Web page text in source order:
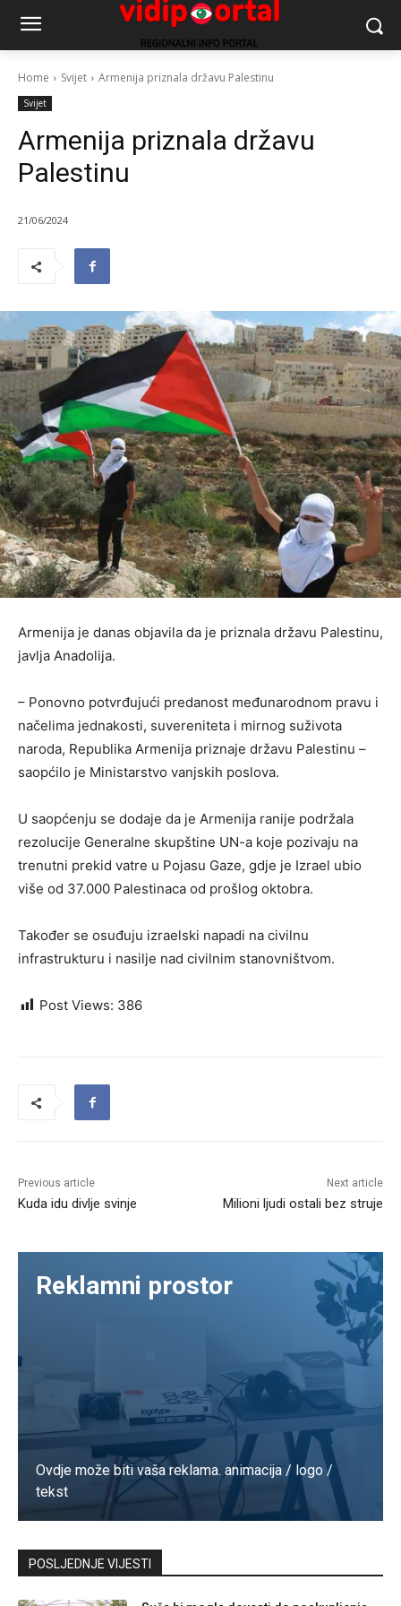
Home Svijet Armenija priznala državu Palestinu
Svijet
Armenija priznala državu
Palestinu
21/06/2024
Armenija je danas objavila da je priznala državu Palestinu,
javlja Anadolija.
– Ponovno potvrđujući predanost međunarodnom pravu i
načelima jednakosti, suvereniteta i mirnog suživota
naroda, Republika Armenija priznaje državu Palestinu –
saopćilo je Ministarstvo vanjskih poslova.
U saopćenju se dodaje da je Armenija ranije podržala
rezolucije Generalne skupštine UN-a koje pozivaju na
trenutni prekid vatre u Pojasu Gaze, gdje je Izrael ubio
više od 37.000 Palestinaca od prošlog oktobra.
Također se osuđuju izraelski napadi na civilnu
infrastrukturu i nasilje nad civilnim stanovništvom.
Post Views: 386
Previous article
Kuda idu divlje svinje
Next article
Milioni ljudi ostali bez struje
Reklamni prostor
Ovdje može biti vaša reklama. animacija / logo /
tekst
Kontaktirajte nas
POSLJEDNJE VIJESTI